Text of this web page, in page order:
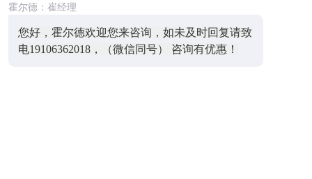
霍尔德：崔经理
您好，霍尔德欢迎您来咨询，如未及时回复请致
电19106362018，（微信同号） 咨询有优惠！